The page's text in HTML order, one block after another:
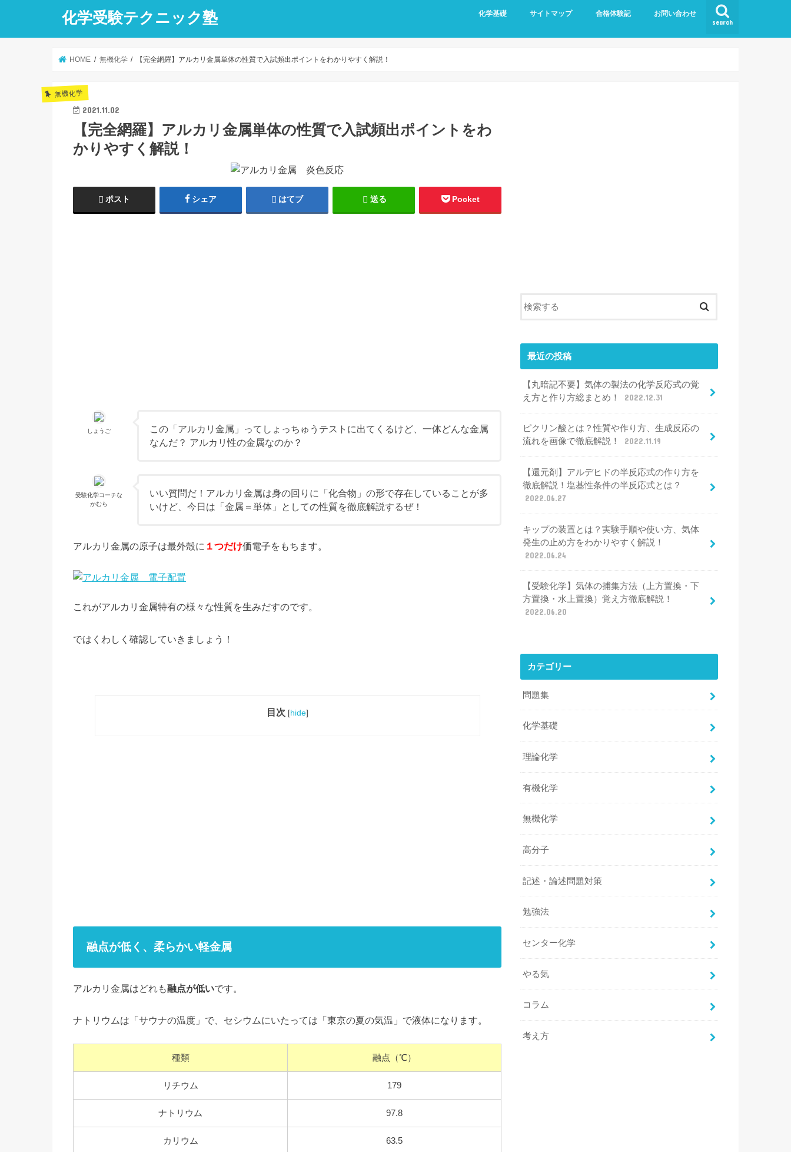
化学受験テクニック塾 search
化学基礎 サイトマップ 合格体験記 お問い合わせ
HOME 無機化学 【完全網羅】アルカリ金属単体の性質で入試頻出ポイントをわかりやすく解説！
無機化学
2021.11.02
【完全網羅】アルカリ金属単体の性質で入試頻出ポイントをわ
かりやすく解説！
ポスト シェア はてブ 送る Pocket
しょうご
この「アルカリ金属」ってしょっちゅうテストに出てくるけど、一体どんな金属
なんだ？ アルカリ性の金属なのか？
受験化学コーチな
かむら
いい質問だ！アルカリ金属は身の回りに「化合物」の形で存在していることが多
いけど、今日は「金属＝単体」としての性質を徹底解説するぜ！
アルカリ金属の原子は最外殻に １つだけ価電子をもちます。
これがアルカリ金属特有の様々な性質を生みだすのです。
ではくわしく確認していきましょう！
目次 [hide]
融点が低く、柔らかい軽金属
アルカリ金属はどれも融点が低いです。
ナトリウムは「サウナの温度」で、セシウムにいたっては「東京の夏の気温」で液体になります。
種類 融点（℃）
リチウム 179
ナトリウム 97.8
カリウム 63.5
最近の投稿
【丸暗記不要】気体の製法の化学反応式の覚
え方と作り方総まとめ！
2022.12.31
ピクリン酸とは？性質や作り方、生成反応の
流れを画像で徹底解説！
2022.11.19
【還元剤】アルデヒドの半反応式の作り方を
徹底解説！塩基性条件の半反応式とは？
2022.06.27
キップの装置とは？実験手順や使い方、気体
発生の止め方をわかりやすく解説！
2022.06.24
【受験化学】気体の捕集方法（上方置換・下
方置換・水上置換）覚え方徹底解説！
2022.06.20
カテゴリー
問題集
化学基礎
理論化学
有機化学
無機化学
高分子
記述・論述問題対策
勉強法
センター化学
やる気
コラム
考え方